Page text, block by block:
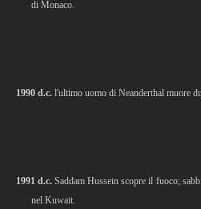
di Monaco.
1990 d.c. l'ultimo uomo di Neanderthal muore
1991 d.c. Saddam Hussein scopre il fuoco;
nel Kuwait.